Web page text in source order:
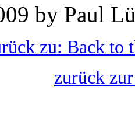
by Paul
zu: Back to
zurück